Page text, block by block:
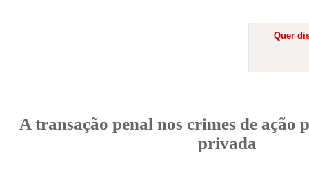
Quer
A transação penal nos crimes de ação
privada